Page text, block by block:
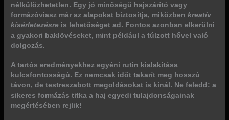
nélkülözhetetlen. Egy jó minőségű hajszárító vagy
formázóviasz már az alapokat biztosítja, miközbenkreatív
kísérletezésre is lehetőséget ad. Fontos azonban elkerülni
a gyakori baklövéseket, mint például a túlzott hővel való
dolgozás.
A tartós eredményekhez egyéni rutin kialakítása
kulcsfontosságú. Ez nemcsak időt takarít meg hosszú
távon, de testreszabott megoldásokat is kínál. Ne feledd: a
sikeres formázás titka a haj egyedi tulajdonságainak
megértésében rejlik!